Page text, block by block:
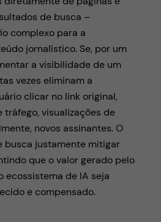
de busca –
complexo para a
jornalístico. Se, por um
a visibilidade de um
vezes eliminam a
clicar no link original,
tráfego, visualizações de
novos assinantes. O
busca justamente mitigar
que o valor gerado pelo
ecossistema de IA seja
e compensado.